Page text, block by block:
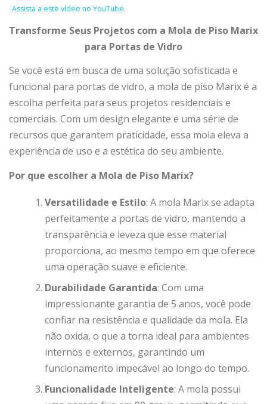
Assista a este vídeo no YouTube.
Transforme Seus Projetos com a Mola de Piso Marix
para Portas de Vidro
Se você está em busca de uma solução sofisticada e
funcional para portas de vidro, a mola de piso Marix é a
escolha perfeita para seus projetos residenciais e
comerciais. Com um design elegante e uma série de
recursos que garantem praticidade, essa mola eleva a
experiência de uso e a estética do seu ambiente.
Por que escolher a Mola de Piso Marix?
Versatilidade e Estilo: A mola Marix se adapta
perfeitamente a portas de vidro, mantendo a
transparência e leveza que esse material
proporciona, ao mesmo tempo em que oferece
uma operação suave e eficiente.
Durabilidade Garantida: Com uma
impressionante garantia de 5 anos, você pode
confiar na resistência e qualidade da mola. Ela
não oxida, o que a torna ideal para ambientes
internos e externos, garantindo um
funcionamento impecável ao longo do tempo.
Funcionalidade Inteligente: A mola possui